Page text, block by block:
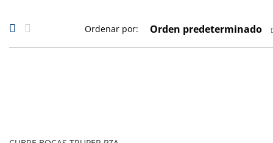
Ordenar por: Orden predeterminado